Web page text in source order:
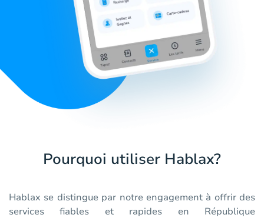
Pourquoi utiliser Hablax?
Hablax se distingue par notre engagement à offrir des
services fiables et rapides en République